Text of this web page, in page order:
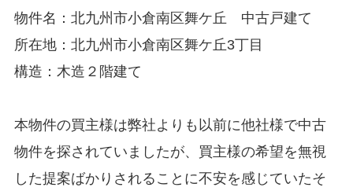
物件名：北九州市小倉南区舞ケ丘 中古戸建て
所在地： 北九州市小倉南区舞ケ丘3丁目
構造：木造２階建て
本物件の買主様は弊社よりも以前に他社様で中古
物件を探されていましたが、買主様の希望を無視
した提案ばかりされることに不安を感じていたそ